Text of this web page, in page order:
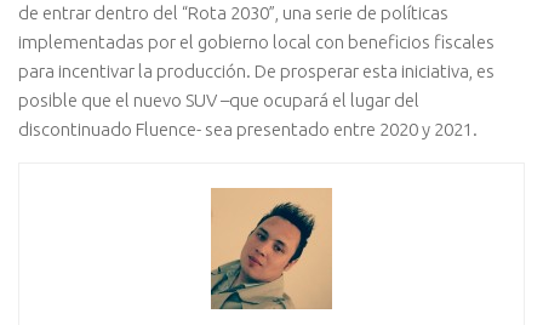
de entrar dentro del “Rota 2030”, una serie de políticas
implementadas por el gobierno local con beneficios fiscales
para incentivar la producción. De prosperar esta iniciativa, es
posible que el nuevo SUV –que ocupará el lugar del
discontinuado Fluence- sea presentado entre 2020 y 2021.